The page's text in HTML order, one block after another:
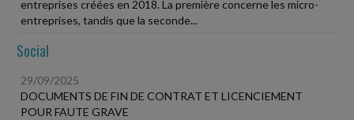
entreprises créées en 2018. La première concerne les micro-
entreprises, tandis que la seconde...
Social
29/09/2025
DOCUMENTS DE FIN DE CONTRAT ET LICENCIEMENT
POUR FAUTE GRAVE